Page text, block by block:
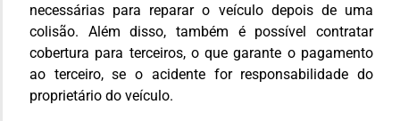
necessárias para reparar o veículo depois de uma
colisão. Além disso, também é possível contratar
cobertura para terceiros, o que garante o pagamento
ao terceiro, se o acidente for responsabilidade do
proprietário do veículo.